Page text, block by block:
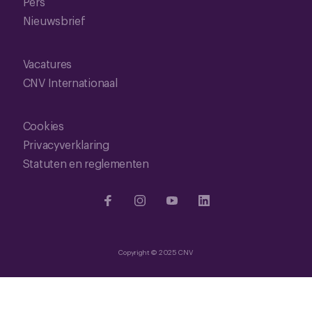
Nieuwsbrief
Vacatures
CNV Internationaal
Cookies
Privacyverklaring
Statuten en reglementen
Copyright © 2025 CNV